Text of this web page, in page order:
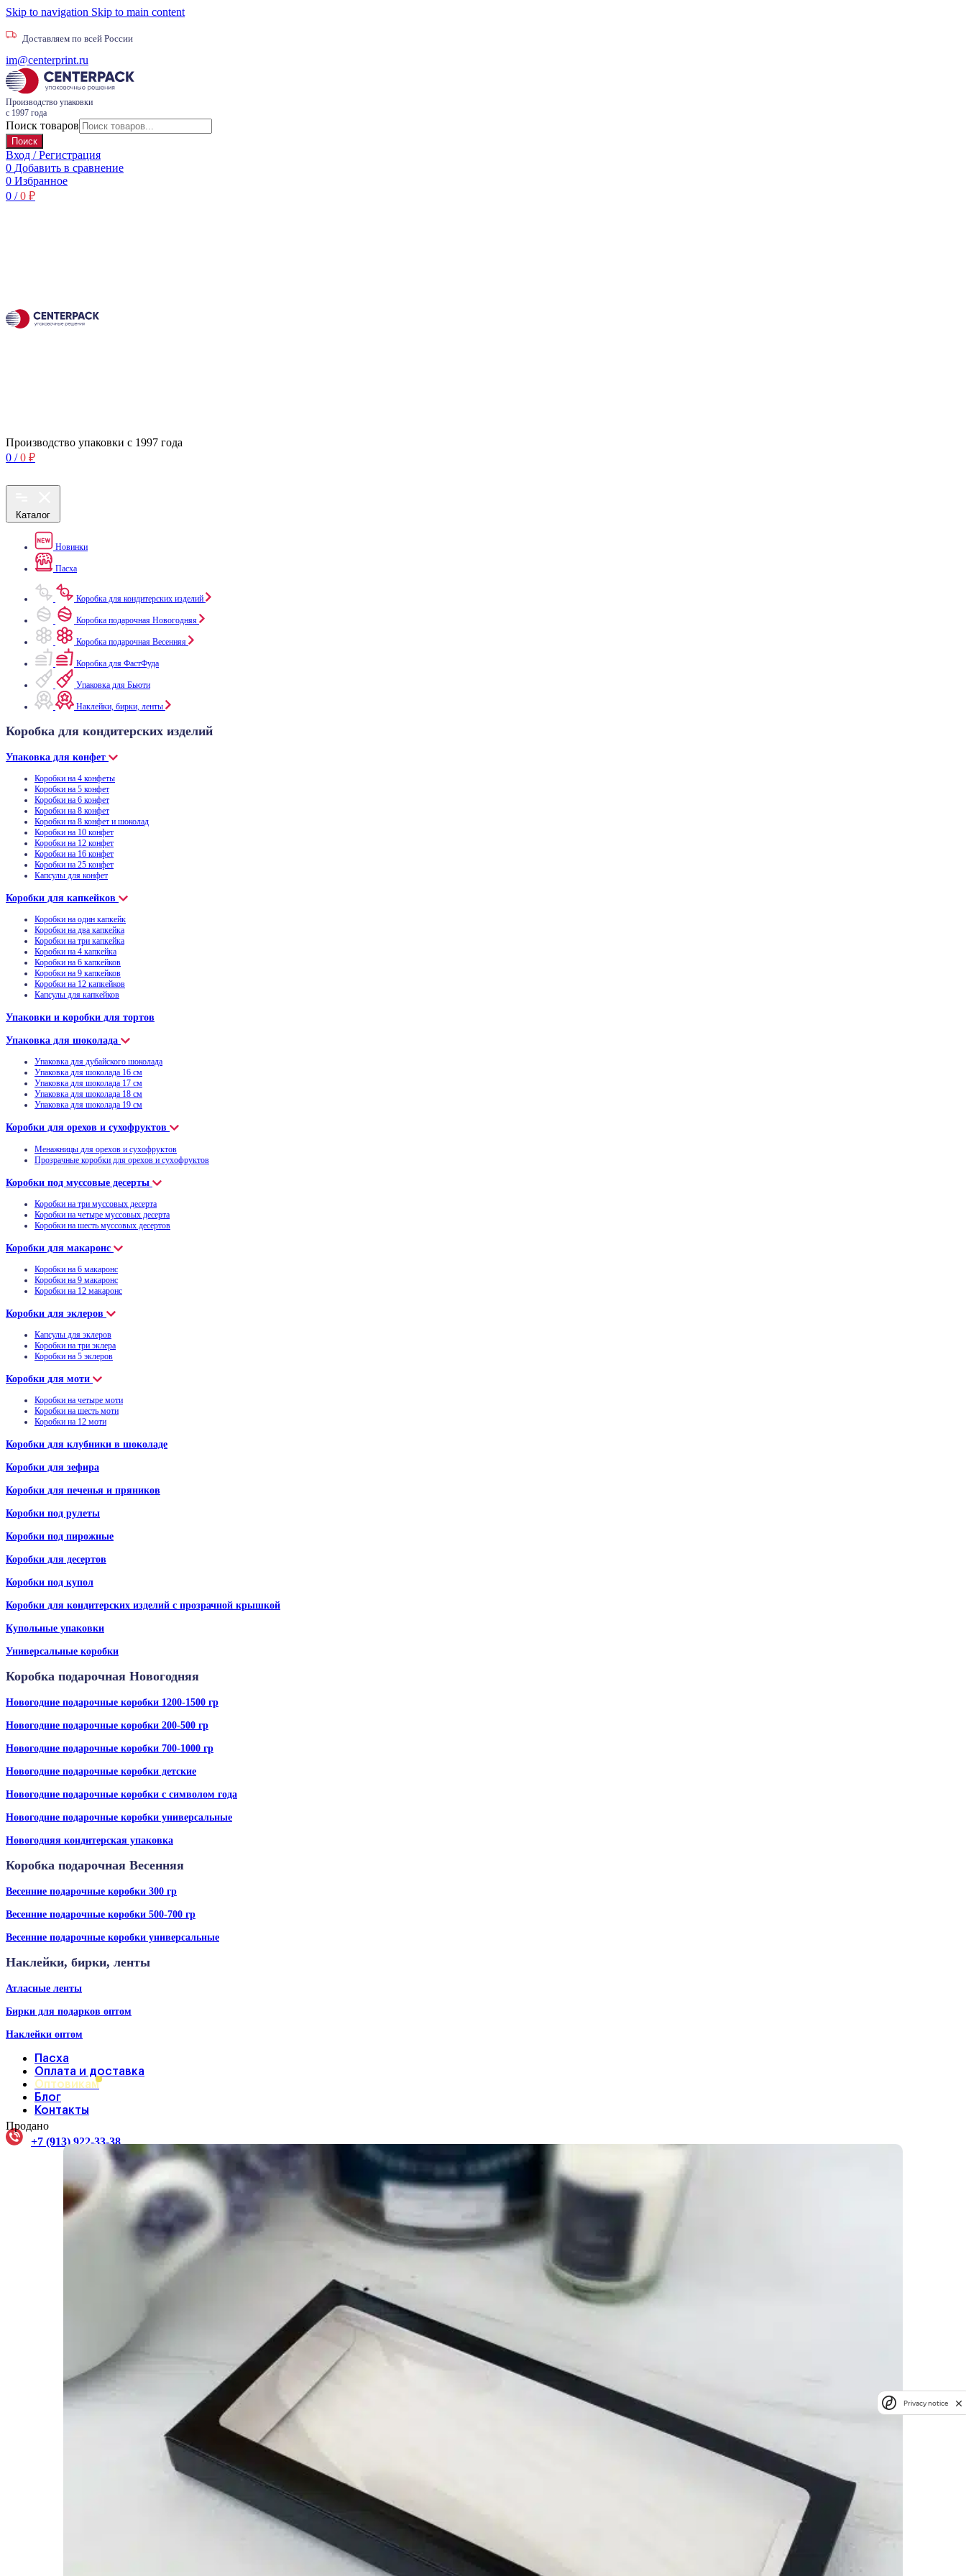
Skip to navigation Skip to main content
Доставляем по всей России
im@centerprint.ru
Производство упаковки
с 1997 года
Поиск товаров
Поиск
Вход / Регистрация
0 Добавить в сравнение
0 Избранное
0 / 0 ₽
Производство упаковки с 1997 года
0 / 0 ₽
Каталог
Новинки
Пасха
Коробка для кондитерских изделий
Коробка подарочная Новогодняя
Коробка подарочная Весенняя
Коробка для ФастФуда
Упаковка для Бьюти
Наклейки, бирки, ленты
Коробка для кондитерских изделий
Упаковка для конфет
Коробки на 4 конфеты
Коробки на 5 конфет
Коробки на 6 конфет
Коробки на 8 конфет
Коробки на 8 конфет и шоколад
Коробки на 10 конфет
Коробки на 12 конфет
Коробки на 16 конфет
Коробки на 25 конфет
Капсулы для конфет
Коробки для капкейков
Коробки на один капкейк
Коробки на два капкейка
Коробки на три капкейка
Коробки на 4 капкейка
Коробки на 6 капкейков
Коробки на 9 капкейков
Коробки на 12 капкейков
Капсулы для капкейков
Упаковки и коробки для тортов
Упаковка для шоколада
Упаковка для дубайского шоколада
Упаковка для шоколада 16 см
Упаковка для шоколада 17 см
Упаковка для шоколада 18 см
Упаковка для шоколада 19 см
Коробки для орехов и сухофруктов
Менажницы для орехов и сухофруктов
Прозрачные коробки для орехов и сухофруктов
Коробки под муссовые десерты
Коробки на три муссовых десерта
Коробки на четыре муссовых десерта
Коробки на шесть муссовых десертов
Коробки для макаронс
Коробки на 6 макаронс
Коробки на 9 макаронс
Коробки на 12 макаронс
Коробки для эклеров
Капсулы для эклеров
Коробки на три эклера
Коробки на 5 эклеров
Коробки для моти
Коробки на четыре моти
Коробки на шесть моти
Коробки на 12 моти
Коробки для клубники в шоколаде
Коробки для зефира
Коробки для печенья и пряников
Коробки под рулеты
Коробки под пирожные
Коробки для десертов
Коробки под купол
Коробки для кондитерских изделий с прозрачной крышкой
Купольные упаковки
Универсальные коробки
Коробка подарочная Новогодняя
Новогодние подарочные коробки 1200-1500 гр
Новогодние подарочные коробки 200-500 гр
Новогодние подарочные коробки 700-1000 гр
Новогодние подарочные коробки детские
Новогодние подарочные коробки с символом года
Новогодние подарочные коробки универсальные
Новогодняя кондитерская упаковка
Коробка подарочная Весенняя
Весенние подарочные коробки 300 гр
Весенние подарочные коробки 500-700 гр
Весенние подарочные коробки универсальные
Наклейки, бирки, ленты
Атласные ленты
Бирки для подарков оптом
Наклейки оптом
Пасха
Оплата и доставка
Оптовикам
Блог
Контакты
+7 (913) 922-33-38
Продано
Privacy notice